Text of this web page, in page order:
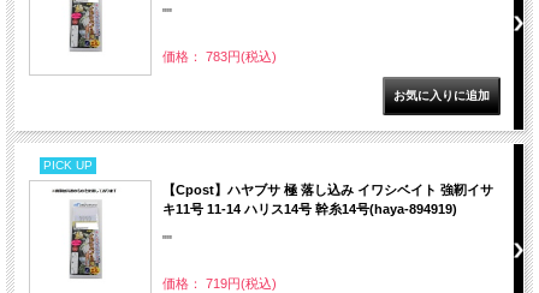
""
価格： 783円(税込)
PICK UP
【Cpost】ハヤブサ 極 落し込み イワシベイト 強靭イサ
キ11号 11-14 ハリス14号 幹糸14号(haya-894919)
""
価格： 719円(税込)